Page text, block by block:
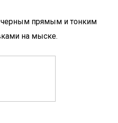
черным прямым и тонким
на мыске.